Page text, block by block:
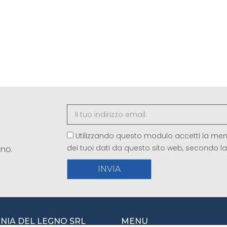
Utilizzando questo modulo accetti la
dei tuoi dati da questo sito web, secondo
INVIA
DEL LEGNO SRL MENU